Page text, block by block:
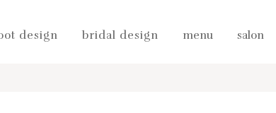
design bridal design menu salon